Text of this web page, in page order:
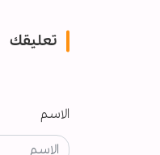
تعليقك
الاسم